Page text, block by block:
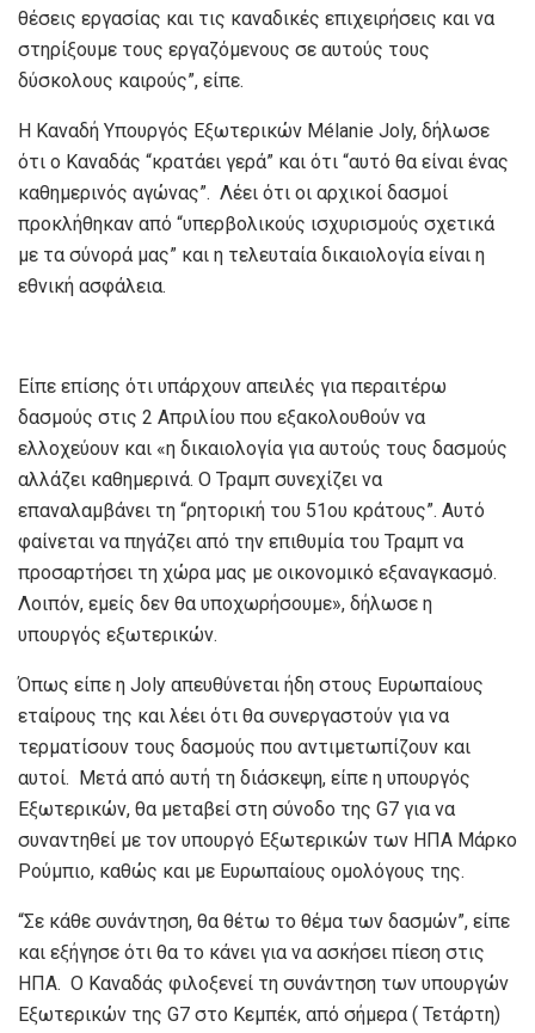
θέσεις εργασίας και τις καναδικές επιχειρήσεις και να
στηρίξουμε τους εργαζόμενους σε αυτούς τους
δύσκολους καιρούς”, είπε.
Η Καναδή Υπουργός Εξωτερικών Mélanie Joly, δήλωσε
ότι ο Καναδάς “κρατάει γερά” και ότι “αυτό θα είναι ένας
καθημερινός αγώνας”. Λέει ότι οι αρχικοί δασμοί
προκλήθηκαν από “υπερβολικούς ισχυρισμούς σχετικά
με τα σύνορά μας” και η τελευταία δικαιολογία είναι η
εθνική ασφάλεια.
Είπε επίσης ότι υπάρχουν απειλές για περαιτέρω
δασμούς στις 2 Απριλίου που εξακολουθούν να
ελλοχεύουν και «η δικαιολογία για αυτούς τους δασμούς
αλλάζει καθημερινά. Ο Τραμπ συνεχίζει να
επαναλαμβάνει τη “ρητορική του 51ου κράτους”. Αυτό
φαίνεται να πηγάζει από την επιθυμία του Τραμπ να
προσαρτήσει τη χώρα μας με οικονομικό εξαναγκασμό.
Λοιπόν, εμείς δεν θα υποχωρήσουμε», δήλωσε η
υπουργός εξωτερικών.
Όπως είπε η Joly απευθύνεται ήδη στους Ευρωπαίους
εταίρους της και λέει ότι θα συνεργαστούν για να
τερματίσουν τους δασμούς που αντιμετωπίζουν και
αυτοί. Μετά από αυτή τη διάσκεψη, είπε η υπουργός
Εξωτερικών, θα μεταβεί στη σύνοδο της G7 για να
συναντηθεί με τον υπουργό Εξωτερικών των ΗΠΑ Μάρκο
Ρούμπιο, καθώς και με Ευρωπαίους ομολόγους της.
“Σε κάθε συνάντηση, θα θέτω το θέμα των δασμών”, είπε
και εξήγησε ότι θα το κάνει για να ασκήσει πίεση στις
ΗΠΑ. Ο Καναδάς φιλοξενεί τη συνάντηση των υπουργών
Εξωτερικών της G7 στο Κεμπέκ, από σήμερα ( Τετάρτη)